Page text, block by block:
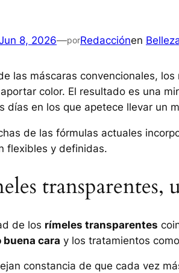
8, 2026—porRedacciónen
las máscaras convencionales,
color. El resultado es una
días en los que apetece llevar un
de las fórmulas actuales
flexibles y definidas.
transparentes,
de los rímeles transparentes
cara y los tratamientos
constancia de que cada vez